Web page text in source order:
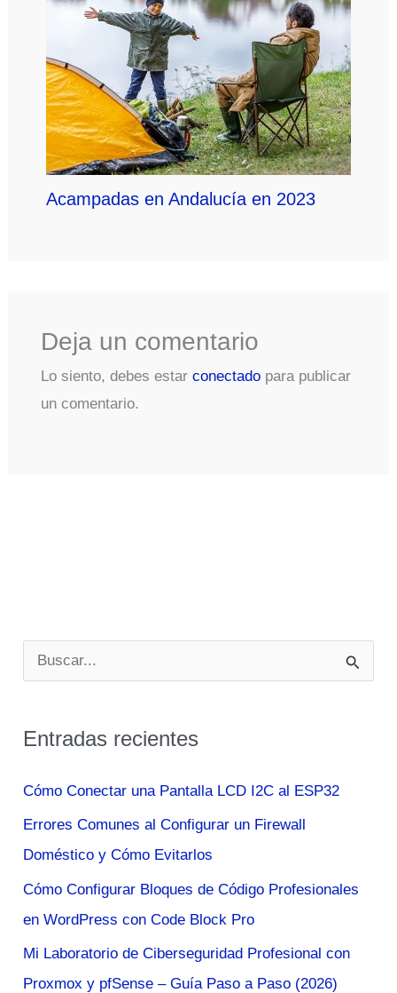
Acampadas en Andalucía en 2023
Deja un comentario
Lo siento, debes estar conectadopara publicar
un comentario.
u
c
p
o
r
:
Entradas recientes
Cómo Conectar una Pantalla LCD I2C al ESP32
Errores Comunes al Configurar un Firewall
Doméstico y Cómo Evitarlos
Cómo Configurar Bloques de Código Profesionales
en WordPress con Code Block Pro
Mi Laboratorio de Ciberseguridad Profesional con
Proxmox y pfSense – Guía Paso a Paso (2026)